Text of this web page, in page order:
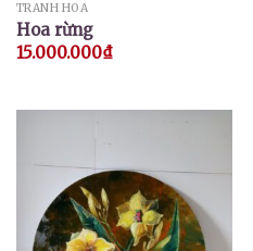
TRANH HOA
Hoa rừng
15.000.000₫